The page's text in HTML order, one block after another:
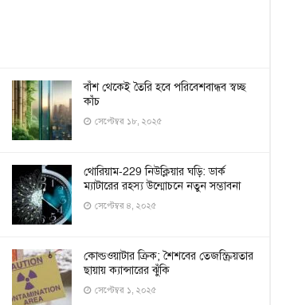
বাঁশ থেকেই তৈরি হবে পরিবেশবান্ধব স্বচ্ছ
কাঁচ
সেপ্টেম্বর ১৮, ২০২৫
থোরিয়াম-229 নিউক্লিয়ার ঘড়ি: ডার্ক
ম্যাটারের রহস্য উন্মোচনে নতুন সম্ভাবনা
সেপ্টেম্বর ৪, ২০২৫
কোল্ডওয়াটার ক্রিক; শৈশবের তেজস্ক্রিয়তার
ছায়ায় ক্যান্সারের ঝুঁকি
সেপ্টেম্বর ১, ২০২৫